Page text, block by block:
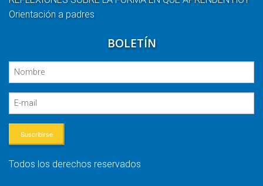
Orientación a padres
BOLETÍN
Suscribirse
Todos los derechos reservados